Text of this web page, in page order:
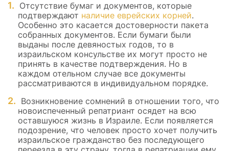
Отсутствие бумаг и документов, которые
подтверждают наличие еврейских корней.
Особенно это касается достоверности пакета
собранных документов. Если бумаги были
выданы после девяностых годов, то в
израильском консульстве их могут просто не
принять в качестве подтверждения. Но в
каждом отельном случае все документы
рассматриваются в индивидуальном порядке.
Возникновение сомнений в отношении того, что
новоиспеченный репатриант осядет на всю
оставшуюся жизнь в Израиле. Если появляется
подозрение, что человек просто хочет получить
израильское гражданство без последующего